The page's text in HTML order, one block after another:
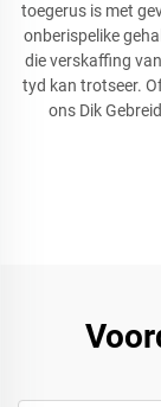
toegerus is met
onberispelike
die verskaffing
tyd kan trotseer.
ons Dik